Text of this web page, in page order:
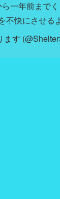
一年前まで
快にさせる
す